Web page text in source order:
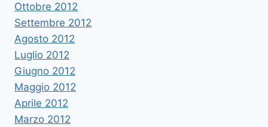
Ottobre 2012
Settembre 2012
Agosto 2012
Luglio 2012
Giugno 2012
Maggio 2012
Aprile 2012
Marzo 2012